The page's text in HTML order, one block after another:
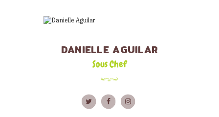
DANIELLE AGUILAR
Sous Chef